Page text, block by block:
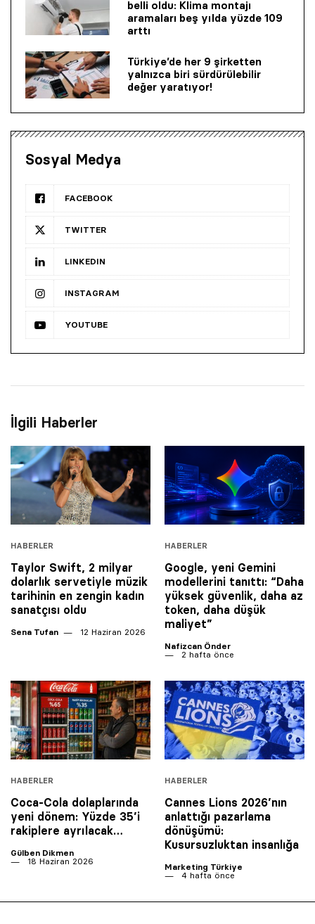
belli oldu: Klima montajı
aramaları beş yılda yüzde 109
arttı
Türkiye’de her 9 şirketten
yalnızca biri sürdürülebilir
değer yaratıyor!
Sosyal Medya
FACEBOOK
TWITTER
LINKEDIN
INSTAGRAM
YOUTUBE
İlgili Haberler
HABERLER
Taylor Swift, 2 milyar
dolarlık servetiyle müzik
tarihinin en zengin kadın
sanatçısı oldu
Sena Tufan 12 Haziran 2026
HABERLER
Google, yeni Gemini
modellerini tanıttı: “Daha
yüksek güvenlik, daha az
token, daha düşük
maliyet”
Nafizcan Önder
2 hafta önce
HABERLER
Coca-Cola dolaplarında
yeni dönem: Yüzde 35’i
rakiplere ayrılacak…
Gülben Dikmen
18 Haziran 2026
HABERLER
Cannes Lions 2026’nın
anlattığı pazarlama
dönüşümü:
Kusursuzluktan insanlığa
Marketing Türkiye
4 hafta önce